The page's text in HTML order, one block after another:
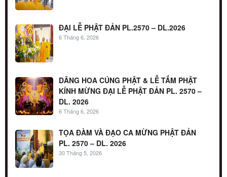
ĐẠI LỄ PHẬT ĐẢN PL.2570 – DL.2026
6 Tháng 6, 2026
DÂNG HOA CÚNG PHẬT & LỄ TẮM PHẬT
KÍNH MỪNG ĐẠI LỄ PHẬT ĐẢN PL. 2570 –
DL. 2026
6 Tháng 6, 2026
TỌA ĐÀM VÀ ĐẠO CA MỪNG PHẬT ĐẢN
PL. 2570 – DL. 2026
30 Tháng 5, 2026